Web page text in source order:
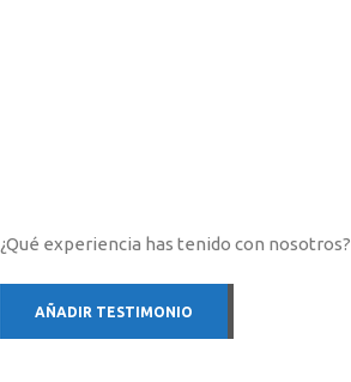
¿Qué experiencia has tenido con nosotros?